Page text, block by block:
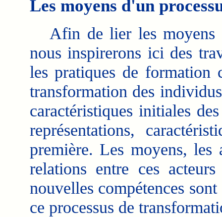
Les moyens d'un
Afin de lier les moyens
nous inspirerons ici des
les pratiques de formation
transformation des
caractéristiques initiales
représentations,
première. Les moyens, les
relations entre ces
nouvelles compétences
ce processus de